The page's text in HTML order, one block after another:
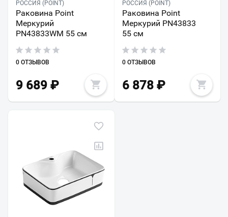
РОССИЯ (POINT)
Раковина Point
Меркурий
PN43833WM 55 см
0 ОТЗЫВОВ
9 689 ₽
РОССИЯ (POINT)
Раковина Point
Меркурий PN43833
55 см
0 ОТЗЫВОВ
6 878₽